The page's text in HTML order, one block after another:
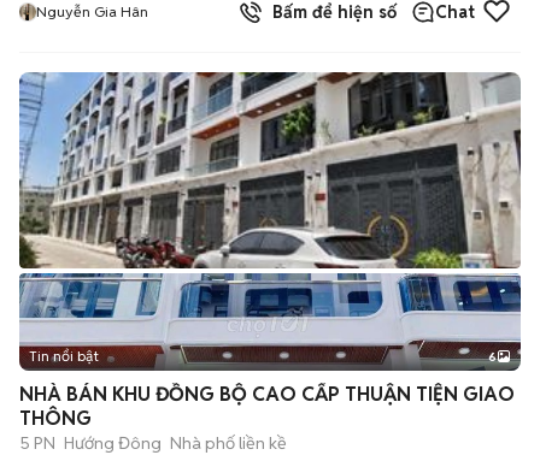
Nguyễn Gia Hân Bấm để hiện số Chat
+2
Tin nổi bật 6
NHÀ BÁN KHU ĐỒNG BỘ CAO CẤP THUẬN TIỆN GIAO
THÔNG
5 PN Hướng Đông Nhà phố liền kề